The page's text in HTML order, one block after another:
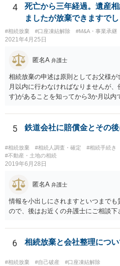
いということではなく、身分相応の
る程度の金額に留まると考えた方が
に葬儀費用を支出する経済力がなく
ば相続財産から支出しても単純承認と
で、相続放棄申述が受理される可能性
4
死亡から三年経過。遺産
ましたが放棄できますで
#相続放棄 #口座凍結解除 #M&A・事業承継
2021年4月25日
匿名A 弁護士
相続放棄の申述は原則としてお父様
月以内に行わなければなりませんが
す)があることを知ってから3か月以内
したら、早急に家裁に行って相続放
書類を提出されることをおすすめい
他にもあるかもしれないというリス
にあたっては、法テラスの無料相談等
とも十分考えられるかと存じます。ま
を拝見するかぎり、再婚相手のかたは
5 鉄道会社に賠償金とその
#相続放棄 #相続人調査・確定 #相続手続き
#不動産・土地の相続
2019年6月28日
匿名A 弁護士
情報を小出しにされますといつまで
ので、後はお近くの弁護士にご相談下
6 相続放棄と会社整理につい
#相続放棄 #自己破産 #口座凍結解除